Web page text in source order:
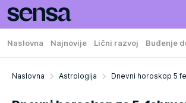
Naslovna Najnovije Lični razvoj Buđenje
Naslovna Astrologija Dnevni horoskop 5